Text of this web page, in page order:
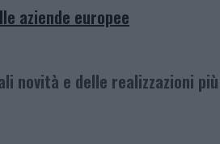
aziende europee
novità e delle realizzazioni